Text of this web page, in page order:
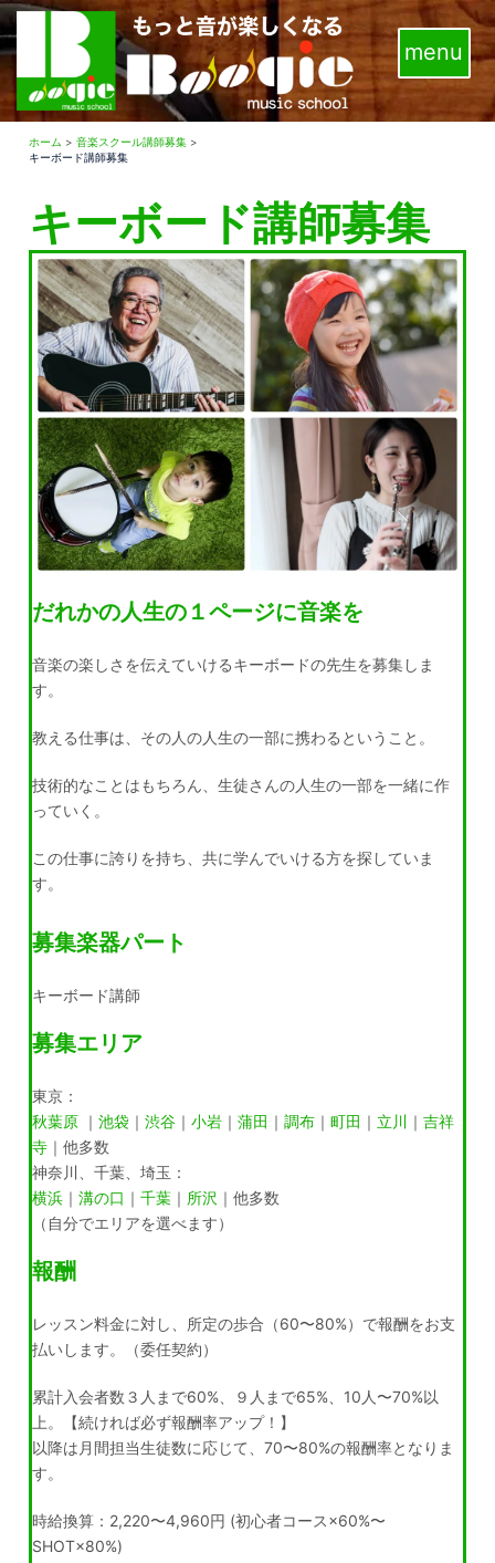
コ
ン
テ
ホーム >音楽スクール講師募集 >
キーボード講師募集
キーボード講師募集
だれかの人生の１ページに音楽を
音楽の楽しさを伝えていけるキーボードの先生を募集しま
す。
教える仕事は、その人の人生の一部に携わるということ。
技術的なことはもちろん、生徒さんの人生の一部を一緒に作
っていく。
この仕事に誇りを持ち、共に学んでいける方を探していま
す。
募集楽器パート
キーボード講師
募集エリア
東京：
秋葉原 ｜池袋 ｜渋谷 ｜小岩 ｜蒲田 ｜調布 ｜町田 ｜ 立川 ｜吉祥
寺 ｜他多数
神奈川、千葉、埼玉：
横浜 ｜溝の口 ｜千葉 ｜ 所沢 ｜他多数
（自分でエリアを選べます）
報酬
レッスン料金に対し、所定の歩合（60〜80%）で報酬をお支
払いします。（委任契約）
累計入会者数３人まで60%、９人まで65%、10人〜70%以
上。【続ければ必ず報酬率アップ！】
以降は月間担当生徒数に応じて、70〜80%の報酬率となりま
す。
時給換算：2,220〜4,960円 (初心者コース×60%〜
SHOT×80%)